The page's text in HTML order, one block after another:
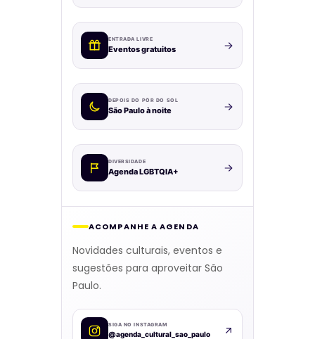
ENTRADA LIVRE
Eventos gratuitos
DEPOIS DO PÔR DO SOL
São Paulo à noite
DIVERSIDADE
Agenda LGBTQIA+
ACOMPANHE A AGENDA
Novidades culturais, eventos e
sugestões para aproveitar São
Paulo.
SIGA NO INSTAGRAM
@agenda_cultural_sao_paulo